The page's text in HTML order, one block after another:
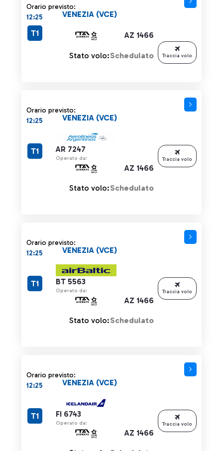
Orario previsto:
12:25
AZ 1466
VENEZIA (VCE)
T1
Stato volo:Schedulato Traccia volo
Orario previsto:
12:25
AR 7247
Operato da:
AZ 1466
VENEZIA (VCE)
T1
Stato volo:Schedulato
Traccia volo
Orario previsto:
12:25
BT 5563
Operato da:
AZ 1466
VENEZIA (VCE)
T1
Stato volo:Schedulato
Traccia volo
Orario previsto:
12:25
FI 6743
Operato da:
AZ 1466
VENEZIA (VCE)
T1
Traccia volo